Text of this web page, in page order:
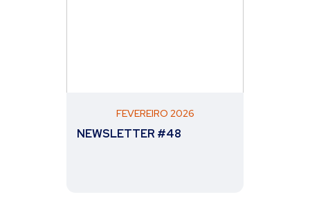
FEVEREIRO 2026
NEWSLETTER #48